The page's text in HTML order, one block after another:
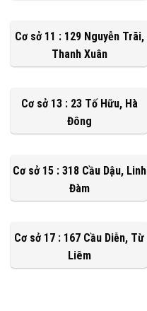
Cơ sở 11 : 129 Nguyễn Trãi,
Thanh Xuân
Cơ sở 13 : 23 Tố Hữu, Hà
Đông
Cơ sở 15 : 318 Cầu Dậu, Linh
Đàm
Cơ sở 17 : 167 Cầu Diễn, Từ
Liêm